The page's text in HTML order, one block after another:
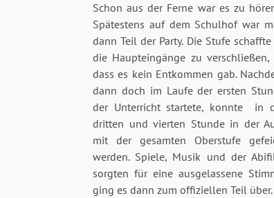
Schon aus der Ferne war es zu
Spätestens auf dem Schulhof war
dann Teil der Party. Die Stufe schaffte
die Haupteingänge zu verschließen,
dass es kein Entkommen gab.
dann doch im Laufe der ersten
der Unterricht startete, konnte in
dritten und vierten Stunde in der
mit der gesamten Oberstufe
werden. Spiele, Musik und der
sorgten für eine ausgelassene
ging es dann zum offiziellen Teil über.